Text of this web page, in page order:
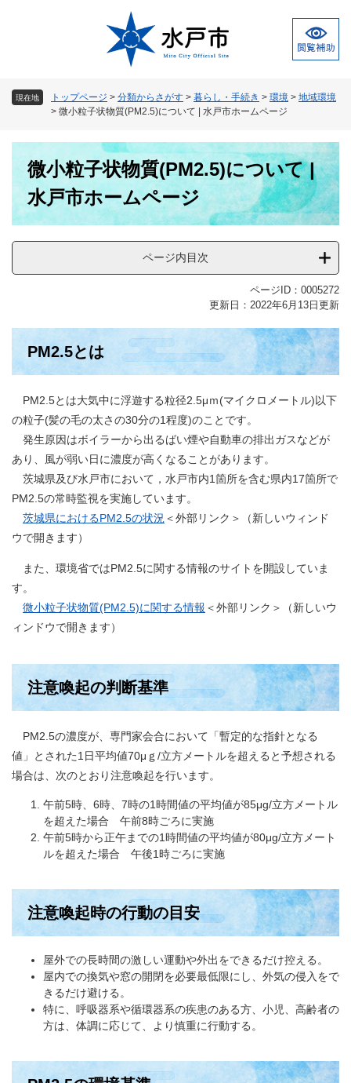
現在地 トップページ > 分類からさがす > 暮らし・手続き > 環境 > 地域環境
> 微小粒子状物質(PM2.5)について | 水戸市ホームページ
微小粒子状物質(PM2.5)について |
水戸市ホームページ
ページ内目次
ページID：0005272
更新日：2022年6月13日更新
PM2.5とは
PM2.5とは大気中に浮遊する粒径2.5μｍ(マイクロメートル)以下
の粒子(髪の毛の太さの30分の1程度)のことです。
発生原因はボイラーから出るばい煙や自動車の排出ガスなどが
あり、風が弱い日に濃度が高くなることがあります。
茨城県及び水戸市において，水戸市内1箇所を含む県内17箇所で
PM2.5の常時監視を実施しています。
茨城県におけるPM2.5の状況 ＜外部リンク＞
（新しいウィンド
ウで開きます）
また、環境省ではPM2.5に関する情報のサイトを開設していま
す。
微小粒子状物質(PM2.5)に関する情報 ＜外部リンク＞
（新しいウ
ィンドウで開きます）
注意喚起の判断基準
PM2.5の濃度が、専門家会合において「暫定的な指針となる
値」とされた1日平均値70μｇ/立方メートルを超えると予想される
場合は、次のとおり注意喚起を行います。
午前5時、6時、7時の1時間値の平均値が85μg/立方メートル
を超えた場合 午前8時ごろに実施
午前5時から正午までの1時間値の平均値が80μg/立方メート
ルを超えた場合 午後1時ごろに実施
注意喚起時の行動の目安
屋外での長時間の激しい運動や外出をできるだけ控える。
屋内での換気や窓の開閉を必要最低限にし、外気の侵入をで
きるだけ避ける。
特に、呼吸器系や循環器系の疾患のある方、小児、高齢者の
方は、体調に応じて、より慎重に行動する。